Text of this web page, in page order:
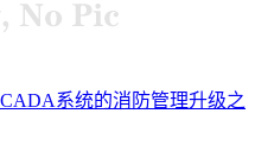
系统的消防管理升级之